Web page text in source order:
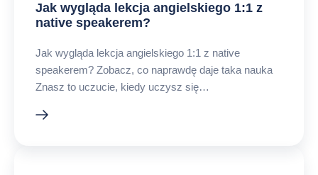
arykułu
Jak wygląda lekcja angielskiego 1:1 z
native speakerem?
Jak wygląda lekcja angielskiego 1:1 z native
speakerem? Zobacz, co naprawdę daje taka nauka
Znasz to uczucie, kiedy uczysz się…